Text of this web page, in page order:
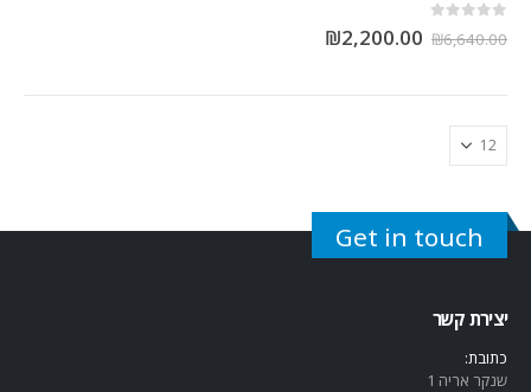
₪6,640.00
₪2,200.00
Get in touch
יצירת קשר
כתובת:
שנקר אריה 1